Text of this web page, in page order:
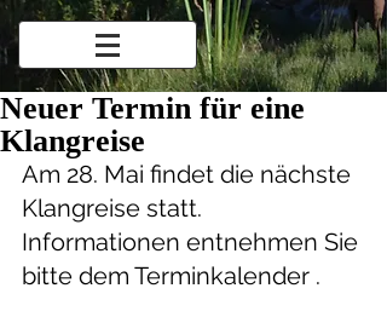
Neuer Termin für eine
Klangreise
Am 28. Mai findet die nächste
Klangreise statt.
Informationen entnehmen Sie
bitte dem Terminkalender .